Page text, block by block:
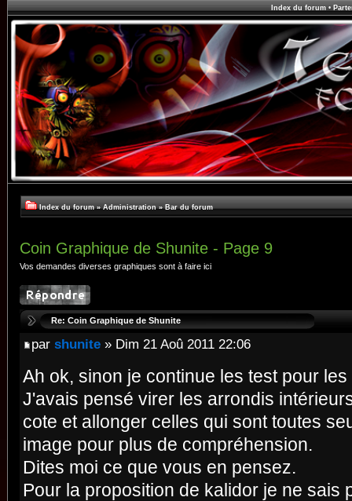
Index du forum•
Index du forum » Administration » Bar du forum
Coin Graphique de Shunite - Page 9
Vos demandes diverses graphiques sont à faire ici
Re: Coin Graphique de Shunite
par shunite » Dim 21 Aoû 2011 22:06
Ah ok, sinon je continue les test pour les
J'avais pensé virer les arrondis
cote et allonger celles qui sont toutes
image pour plus de compréhension.
Dites moi ce que vous en pensez.
Pour la proposition de kalidor je ne sais